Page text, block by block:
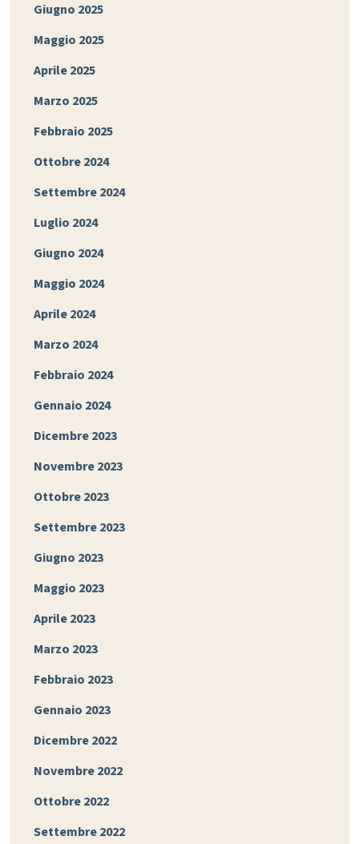
Giugno 2025
Maggio 2025
Aprile 2025
Marzo 2025
Febbraio 2025
Ottobre 2024
Settembre 2024
Luglio 2024
Giugno 2024
Maggio 2024
Aprile 2024
Marzo 2024
Febbraio 2024
Gennaio 2024
Dicembre 2023
Novembre 2023
Ottobre 2023
Settembre 2023
Giugno 2023
Maggio 2023
Aprile 2023
Marzo 2023
Febbraio 2023
Gennaio 2023
Dicembre 2022
Novembre 2022
Ottobre 2022
Settembre 2022